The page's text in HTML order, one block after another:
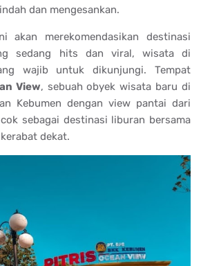
dan mengesankan.
akan merekomendasikan destinasi
sedang hits dan viral, wisata di
wajib untuk dikunjungi. Tempat
View, sebuah obyek wisata baru di
Kebumen dengan view pantai dari
sebagai destinasi liburan bersama
dekat.